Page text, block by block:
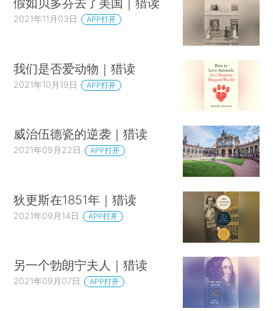
2021年11月03日 APP打开
我们是否爱动物｜猎读
2021年10月19日 APP打开
威治伍德瓷的逆袭｜猎读
2021年09月22日 APP打开
狄更斯在1851年｜猎读
2021年09月14日 APP打开
另一个勃朗宁夫人｜猎读
2021年09月07日 APP打开